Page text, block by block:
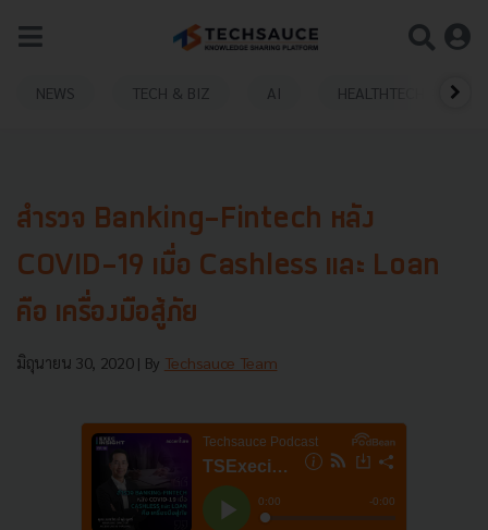
NEWS TECH & BIZ AI HEALTHTECH
สำรวจ Banking-Fintech หลัง
COVID-19 เมื่อ Cashless และ Loan
คือ เครื่องมือสู้ภัย
มิถุนายน 30, 2020 | By Techsauce Team